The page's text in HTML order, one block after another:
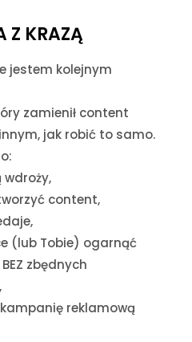
Z KRAZĄ
jestem kolejnym
zamienił content
jak robić to samo.
content,
(lub Tobie) ogarnąć
zbędnych
reklamową